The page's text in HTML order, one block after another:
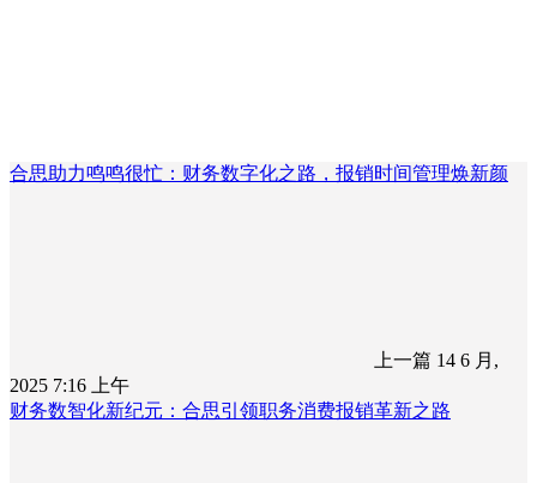
合思助力鸣鸣很忙：财务数字化之路，报销时间管理焕新颜
上一篇 14 6 月,
2025 7:16 上午
财务数智化新纪元：合思引领职务消费报销革新之路